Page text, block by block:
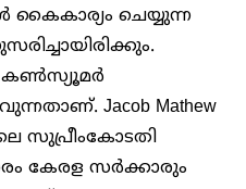
കൈകാര്യം ചെയ്യുന്ന
കൺസ്യൂമർ
Jacob Mathew
സുപ്രീംകോടതി
കേരള സർക്കാരും